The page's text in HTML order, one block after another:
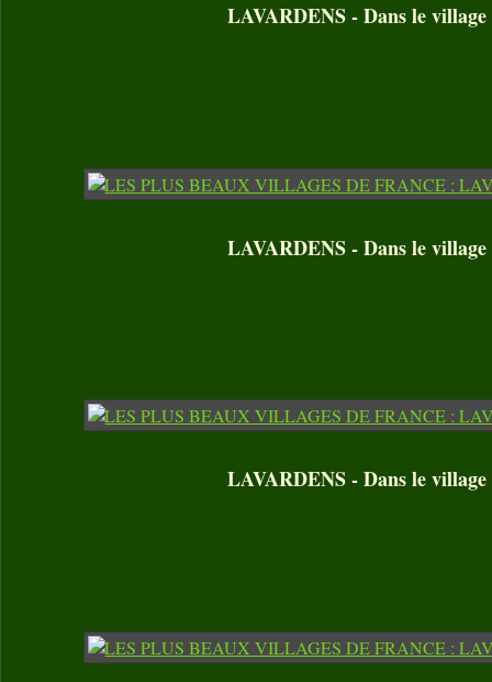
LAVARDENS - Dans le village
LAVARDENS - Dans le village
LAVARDENS - Dans le village